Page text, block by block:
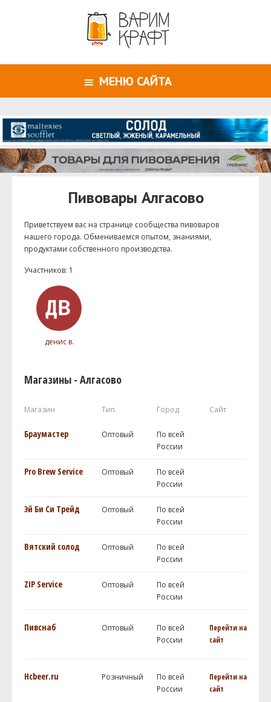
МЕНЮ САЙТА
Пивовары Алгасово
Приветствуем ваc на странице сообщества пивоваров
нашего города. Обмениваемся опытом, знаниями,
продуктами собственного производства.
Участников: 1
денис в.
Магазины - Алгасово
Магазин Тип Город Сайт
Браумастер Оптовый
По всей
России
Pro Brew Service Оптовый
По всей
России
Эй Би Си Трейд Оптовый
По всей
России
Вятский солод Оптовый
По всей
России
ZIP Service Оптовый
По всей
России
Пивснаб Оптовый
По всей
России
Перейти на
сайт
Hcbeer.ru Розничный
По всей
России
Перейти на
сайт